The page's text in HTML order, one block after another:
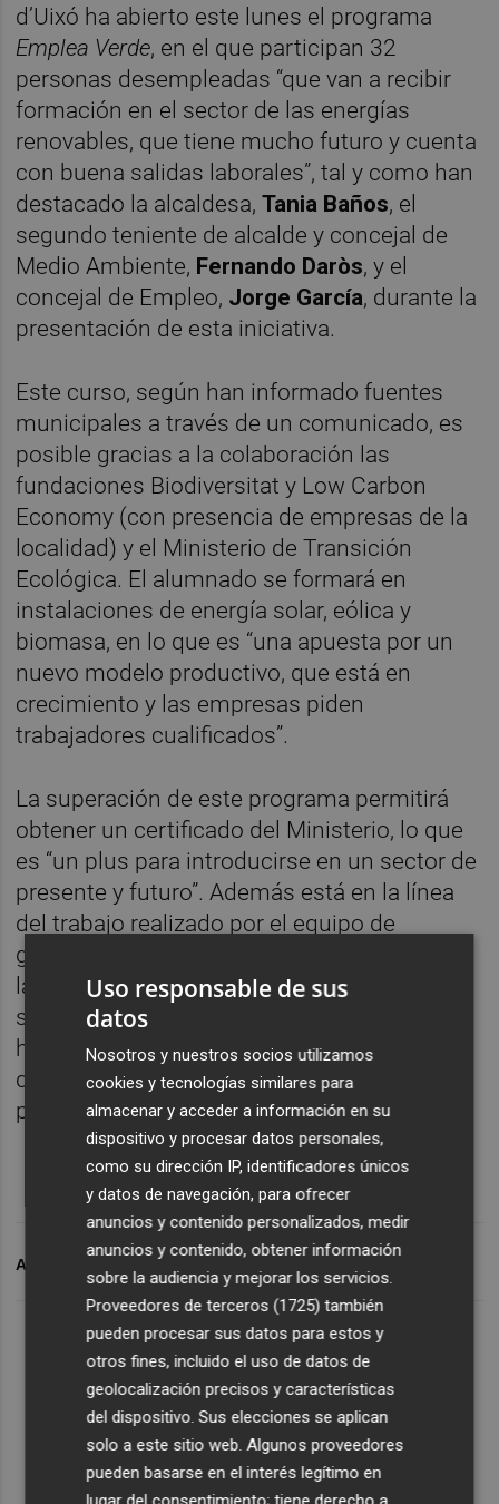
d’Uixó ha abierto este lunes el programa
Emplea Verde, en el que participan 32
personas desempleadas “que van a recibir
formación en el sector de las energías
renovables, que tiene mucho futuro y cuenta
con buena salidas laborales”, tal y como han
destacado la alcaldesa,Tania Baños, el
segundo teniente de alcalde y concejal de
Medio Ambiente, Fernando Daròs, y el
concejal de Empleo, Jorge García, durante la
presentación de esta iniciativa.
Este curso, según han informado fuentes
municipales a través de un comunicado, es
posible gracias a la colaboración las
fundaciones Biodiversitat y Low Carbon
Economy (con presencia de empresas de la
localidad) y el Ministerio de Transición
Ecológica. El alumnado se formará en
instalaciones de energía solar, eólica y
biomasa, en lo que es “una apuesta por un
nuevo modelo productivo, que está en
crecimiento y las empresas piden
trabajadores cualificados”.
La superación de este programa permitirá
obtener un certificado del Ministerio, lo que
es “un plus para introducirse en un sector de
presente y futuro”. Además está en la línea
del trabajo realizado por el equipo de
gobierno en esta legislatura por introducir
las energías verdes y promover la
sostenibilidad, con la compra de vehículos
híbridos y eléctricos para varios
departamentos municipales o las
peatonalizaciones.
ARCHIVADO EN LA VALL D'UIXÓ
Uso responsable de sus
datos
Nosotros y nuestros socios utilizamos
cookies y tecnologías similares para
almacenar y acceder a información en su
dispositivo y procesar datos personales,
como su dirección IP, identificadores únicos
y datos de navegación, para ofrecer
anuncios y contenido personalizados, medir
anuncios y contenido, obtener información
sobre la audiencia y mejorar los servicios.
Proveedores de terceros (1725) también
pueden procesar sus datos para estos y
otros fines, incluido el uso de datos de
geolocalización precisos y características
del dispositivo. Sus elecciones se aplican
solo a este sitio web. Algunos proveedores
pueden basarse en el interés legítimo en